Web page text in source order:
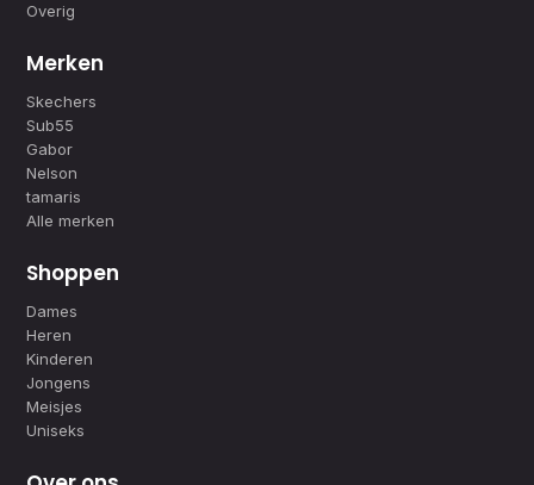
Overig
Merken
Skechers
Sub55
Gabor
Nelson
tamaris
Alle merken
Shoppen
Dames
Heren
Kinderen
Jongens
Meisjes
Uniseks